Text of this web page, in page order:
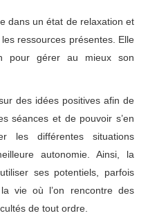
dans un état de relaxation et
ressources présentes. Elle
pour gérer au mieux son
des idées positives afin de
séances et de pouvoir s’en
les différentes situations
autonomie. Ainsi, la
ses potentiels, parfois
vie où l’on rencontre des
de tout ordre.